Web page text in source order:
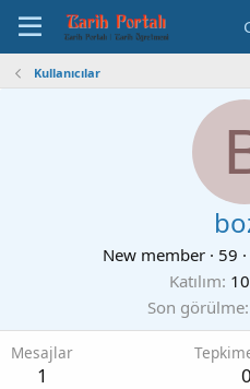
Kullanıcılar
New member · 59 ·
Katılım
Son görülme
Mesajlar
1 0